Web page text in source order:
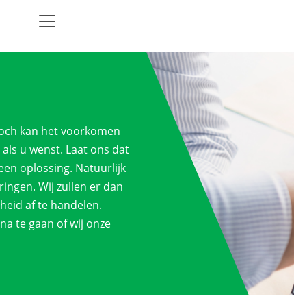
kan het voorkomen
u wenst. Laat ons dat
oplossing. Natuurlijk
Wij zullen er dan
af te handelen.
te gaan of wij onze